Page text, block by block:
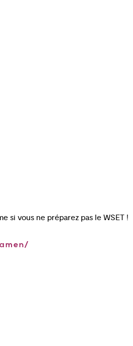
si vous ne préparez pas le WSET !